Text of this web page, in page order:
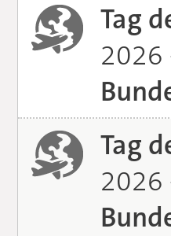
Tag
2026
Tag
2026